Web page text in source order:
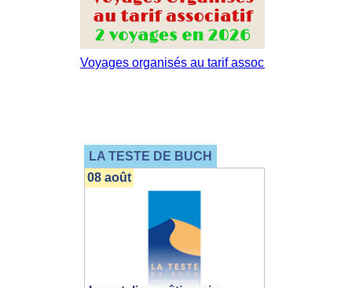
LA TESTE DE BUCH
08 août